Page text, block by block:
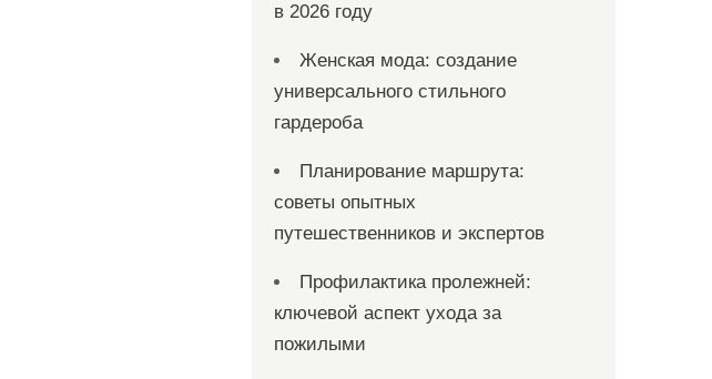
в 2026 году
Женская мода: создание
универсального стильного
гардероба
Планирование маршрута:
советы опытных
путешественников и экспертов
Профилактика пролежней:
ключевой аспект ухода за
пожилыми